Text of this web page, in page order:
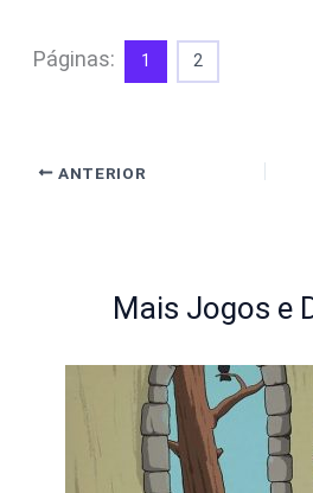
Páginas: 1 2
ANTERIOR
Mais Jogos e